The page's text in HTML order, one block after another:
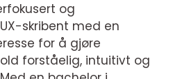
og
skribent med en
for å gjøre
forståelig, intuitivt og